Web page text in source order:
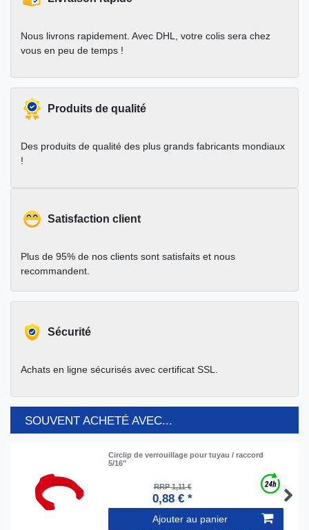
Nous livrons rapidement. Avec DHL, votre colis sera chez
vous en peu de temps !
Produits de qualité
Des produits de qualité des plus grands fabricants mondiaux
!
Satisfaction client
Plus de 95% de nos clients sont satisfaits et nous
recommandent.
Sécurité
Achats en ligne sécurisés avec certificat SSL.
SOUVENT ACHETÉ AVEC...
Circlip de verrouillage pour tuyau / raccord
5/16"
RRP 1,11 €
0,88 € *
Ajouter au panier